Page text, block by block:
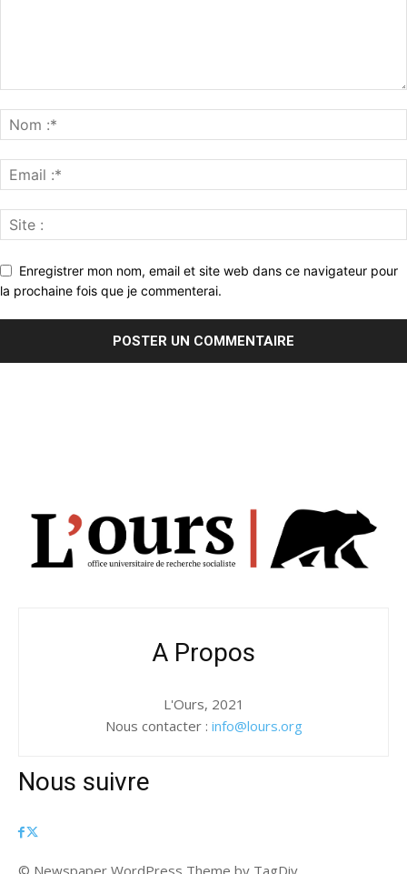
Enregistrer mon nom, email et site web dans ce navigateur pour
la prochaine fois que je commenterai.
A Propos
L'Ours, 2021
Nous contacter : info@lours.org
Nous suivre
© Newspaper WordPress Theme by TagDiv